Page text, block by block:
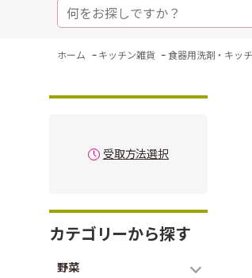
ホーム - キッチン雑貨 -食器用洗剤・キッ
受取方法選択
カテゴリーから探す
野菜